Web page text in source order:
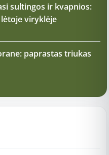
sultingos ir kvapnios:
viryklėje
paprastas triukas